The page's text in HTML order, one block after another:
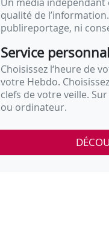
qualité de
publireportage, ni
Service
Choisissez l‘heure de
votre Hebdo.
clefs de votre veille.
ou ordinateur.